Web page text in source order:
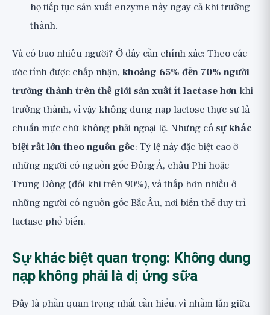
họ tiếp tục sản xuất enzyme này ngay cả khi trưởng
thành.
Và có bao nhiêu người? Ở đây cần chính xác: Theo các
ước tính được chấp nhận, khoảng 65% đến 70% người
trưởng thành trên thế giới sản xuất ít lactase hơn khi
trưởng thành, vì vậy không dung nạp lactose thực sự là
chuẩn mực chứ không phải ngoại lệ. Nhưng có sự khác
biệt rất lớn theo nguồn gốc: Tỷ lệ này đặc biệt cao ở
những người có nguồn gốc Đông Á, châu Phi hoặc
Trung Đông (đôi khi trên 90%), và thấp hơn nhiều ở
những người có nguồn gốc Bắc Âu, nơi biến thể duy trì
lactase phổ biến.
Sự khác biệt quan trọng: Không dung
nạp không phải là dị ứng sữa
Đây là phần quan trọng nhất cần hiểu, vì nhầm lẫn giữa